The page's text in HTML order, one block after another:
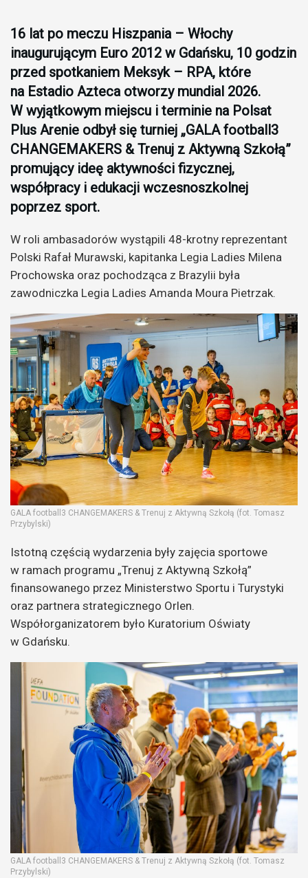
16 lat po meczu Hiszpania – Włochy
inaugurującym Euro 2012 w Gdańsku, 10 godzin
przed spotkaniem Meksyk – RPA, które
na Estadio Azteca otworzy mundial 2026.
W wyjątkowym miejscu i terminie na Polsat
Plus Arenie odbył się turniej „GALA football3
CHANGEMAKERS & Trenuj z Aktywną Szkołą”
promujący ideę aktywności fizycznej,
współpracy i edukacji wczesnoszkolnej
poprzez sport.
W roli ambasadorów wystąpili 48-krotny reprezentant
Polski Rafał Murawski, kapitanka Legia Ladies Milena
Prochowska oraz pochodząca z Brazylii była
zawodniczka Legia Ladies Amanda Moura Pietrzak.
GALA football3 CHANGEMAKERS & Trenuj z Aktywną Szkołą (fot. Tomasz
Przybylski)
Istotną częścią wydarzenia były zajęcia sportowe
w ramach programu „Trenuj z Aktywną Szkołą”
finansowanego przez Ministerstwo Sportu i Turystyki
oraz partnera strategicznego Orlen.
Współorganizatorem było Kuratorium Oświaty
w Gdańsku.
GALA football3 CHANGEMAKERS & Trenuj z Aktywną Szkołą (fot. Tomasz
Przybylski)